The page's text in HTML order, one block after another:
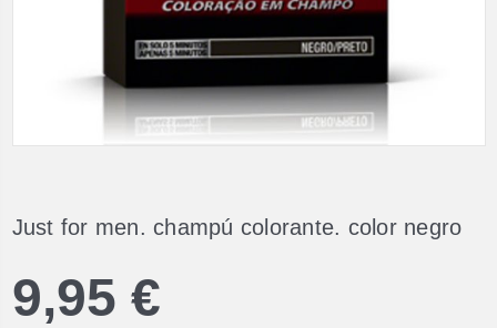
Just for men. champú colorante. color negro
9,95 €